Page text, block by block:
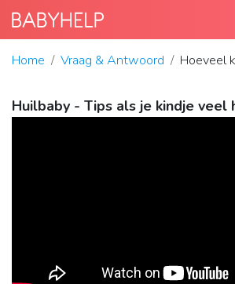
Home Vraag & Antwoord Hoeveel
Huilbaby - Tips als je kindje veel